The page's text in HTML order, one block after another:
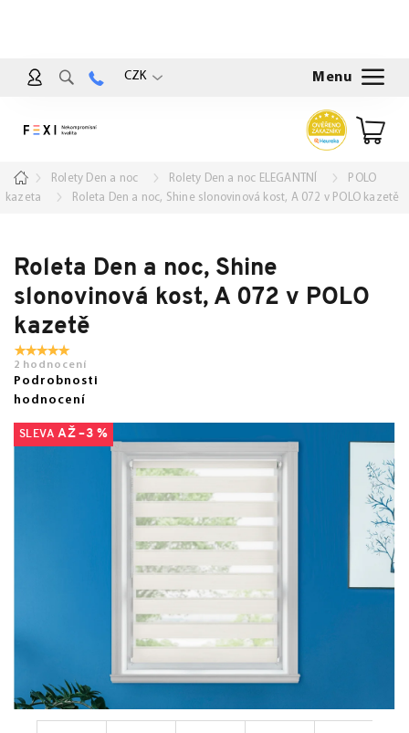
CZK
DomůRolety Den a noc Rolety Den a noc ELEGANTNÍ
POLO
kazeta
Roleta Den a noc, Shine slonovinová kost, A 072 v POLO kazetě
Roleta Den a noc, Shine
slonovinová kost, A 072 v POLO
kazetě
2 hodnocení
Podrobnosti
hodnocení
AŽ –3 %